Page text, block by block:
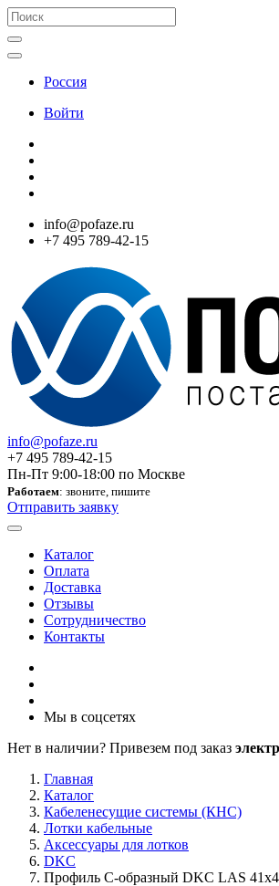
Россия
Войти
info@pofaze.ru
+7 495 789-42-15
info@pofaze.ru
+7 495 789-42-15
Пн-Пт 9:00-18:00 по Москве
Работаем: звоните, пишите
Отправить заявку
Каталог
Оплата
Доставка
Отзывы
Сотрудничество
Контакты
Мы в соцсетях
Нет в наличии? Привезем под заказ
Главная
Каталог
Кабеленесущие системы (КНС)
Лотки кабельные
Аксессуары для лотков
DKC
Профиль С-образный DKC LAS